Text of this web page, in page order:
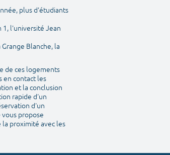
plus d'étudiants
1, l'université Jean
Blanche, la
de ces logements
en contact les
et la conclusion
rapide d'un
d'un
propose
la proximité avec les